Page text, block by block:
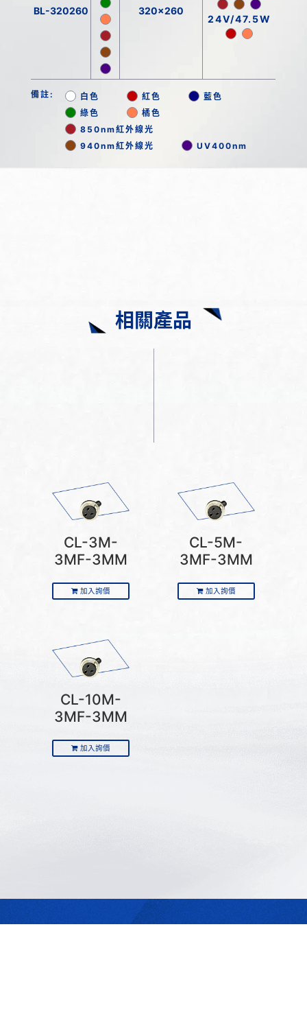
BL-320260 320x260
24V/47.5W
備註: 白色 紅色
藍色
綠色
橘色
850nm紅外線光
940nm紅外線光
UV400nm
相關產品
CL-3M-
3MF-3MM
加入詢價
CL-5M-
3MF-3MM
加入詢價
CL-10M-
3MF-3MM
加入詢價